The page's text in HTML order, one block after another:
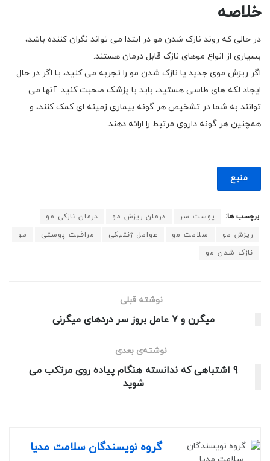
خلاصه
در حالی که روند نازک شدن مو در ابتدا می تواند نگران کننده باشد،
بسیاری از انواع موهای نازک قابل درمان هستند.
اگر ریزش موی جدید یا نازک شدن مو را تجربه می کنید، یا اگر در حال
ایجاد لکه های طاسی هستید، باید با پزشک صحبت کنید. آنها می
توانند به شما در تشخیص هر گونه بیماری زمینه ای کمک کنند، و
همچنین هر گونه داروی مرتبط را ارائه دهند.
منبع
برچسب ها: پوست سر درمان ریزش مو
درمان نازکی مو
ریزش مو
سلامت مو عوامل ژنتیکی مراقبت پوستی
مو
نازک شدن مو
نوشته قبلی
میگرن و 7 عامل بروز سر دردهای میگرنی
نوشته‌ی بعدی
9 اشتباهی که ندانسته هنگام پیاده روی مرتکب می
شوید
گروه نویسندگان سلامت مدیا